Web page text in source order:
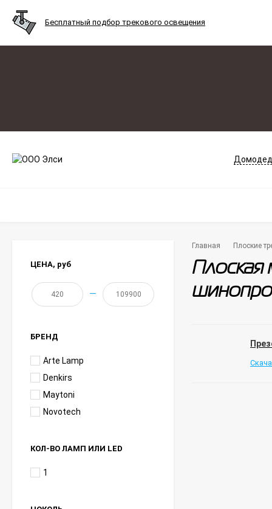
Бесплатный подбор трекового освещения
Главная Плоские
Плоская
ЦЕНА, руб
—
БРЕНД
Arte Lamp
Denkirs
Maytoni
Novotech
КОЛ-ВО ЛАМП ИЛИ LED
1